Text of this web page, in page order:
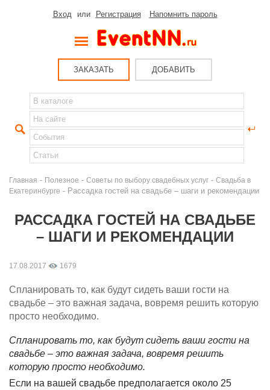
Вход или Регистрация Напомнить пароль
ЗАКАЗАТЬ ДОБАВИТЬ
Главная - Полезное - Советы по выбору свадебных услуг - Свадьба в
Екатеринбурге - Рассадка гостей на свадьбе – шаги и рекомендации
РАССАДКА ГОСТЕЙ НА СВАДЬБЕ
– ШАГИ И РЕКОМЕНДАЦИИ
17.08.2017 1679
Спланировать то, как будут сидеть ваши гости на
свадьбе – это важная задача, вовремя решить которую
просто необходимо.
Спланировать то, как будут сидеть ваши гости на
свадьбе – это важная задача, вовремя решить
которую просто необходимо.
Если на вашей свадьбе предполагается около 25